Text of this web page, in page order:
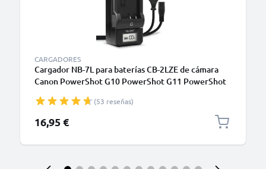
CARGADORES
Cargador NB-7L para baterías CB-2LZE de cámara
Canon PowerShot G10 PowerShot G11 PowerShot
(53 reseñas)
16,95 €